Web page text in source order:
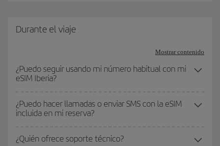
Durante el viaje
Mostrar contenido
¿Puedo seguir usando mi número habitual con mi
eSIM Iberia?
¿Puedo hacer llamadas o enviar SMS con la eSIM
incluida en mi reserva?
¿Quién ofrece soporte técnico?